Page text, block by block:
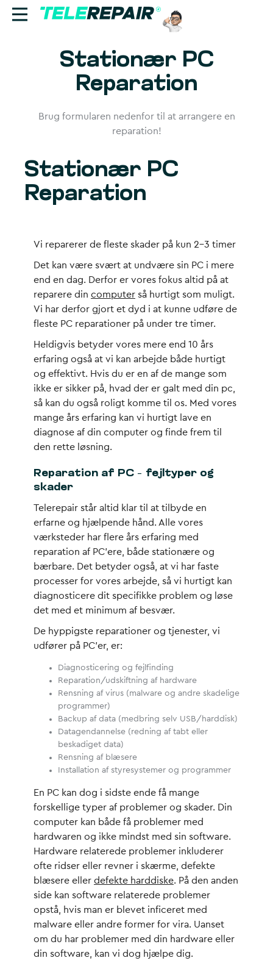
Reparation
Find butik
Ring til os:
+45 70 60 55 90
Stationær PC
Reparation
Brug formularen nedenfor til at arrangere en
reparation!
Stationær PC
Reparation
Vi reparerer de fleste skader på kun 2-3 timer
Det kan være svært at undvære sin PC i mere
end en dag. Derfor er vores fokus altid på at
reparere din computer så hurtigt som muligt.
Vi har derfor gjort et dyd i at kunne udføre de
fleste PC reparationer på under tre timer.
Heldigvis betyder vores mere end 10 års
erfaring også at vi kan arbejde både hurtigt
og effektivt. Hvis du er en af de mange som
ikke er sikker på, hvad der er galt med din pc,
så kan du også roligt komme til os. Med vores
mange års erfaring kan vi hurtigt lave en
diagnose af din computer og finde frem til
den rette løsning.
Reparation af PC – fejltyper og
skader
Telerepair står altid klar til at tilbyde en
erfarne og hjælpende hånd. Alle vores
værksteder har flere års erfaring med
reparation af PC’ere, både stationære og
bærbare. Det betyder også, at vi har faste
processer for vores arbejde, så vi hurtigt kan
diagnosticere dit specifikke problem og løse
det med et minimum af besvær.
De hyppigste reparationer og tjenester, vi
udfører på PC’er, er:
Diagnosticering og fejlfinding
Reparation/udskiftning af hardware
Rensning af virus (malware og andre skadelige
programmer)
Backup af data (medbring selv USB/harddisk)
Datagendannelse (redning af tabt eller
beskadiget data)
Rensning af blæsere
Installation af styresystemer og programmer
En PC kan dog i sidste ende få mange
forskellige typer af problemer og skader. Din
computer kan både få problemer med
hardwaren og ikke mindst med sin software.
Hardware relaterede problemer inkluderer
ofte ridser eller revner i skærme, defekte
blæsere eller defekte harddiske. På den anden
side kan software relaterede problemer
opstå, hvis man er blevet inficeret med
malware eller andre former for vira. Uanset
om du har problemer med din hardware eller
din software, kan vi dog hjælpe dig.